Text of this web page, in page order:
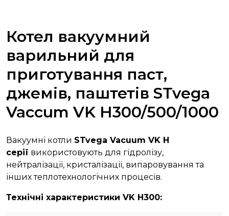
Котел вакуумний
варильний для
приготування паст,
джемів, паштетів STvega
Vaccum VK H300/500/1000
Вакуумні котли STvega Vacuum VK H
серії використовують для гідролізу,
нейтралізації, кристалізації, випаровування та
інших теплотехнологічних процесів.
Технічні характеристики VK H300: